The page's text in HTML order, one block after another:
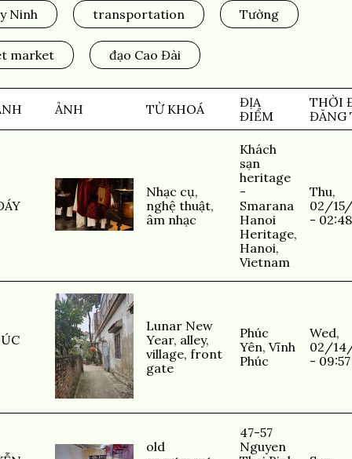
Ninh transportation Tường
market đạo Cao Đài
ẢNH TỪ KHOÁ
ĐỊA
ĐIỂM
THỜI
ĐĂNG
Nhạc cụ,
nghệ thuật,
âm nhạc
Khách
sạn
heritage
-
Smarana
Hanoi
Heritage,
Hanoi,
Vietnam
Thu,
02/
- 02:48
Lunar New
Year, alley,
village, front
gate
Phúc
Yên, Vĩnh
Phúc
Wed,
02/
- 09:57
old
47-57
Nguyen